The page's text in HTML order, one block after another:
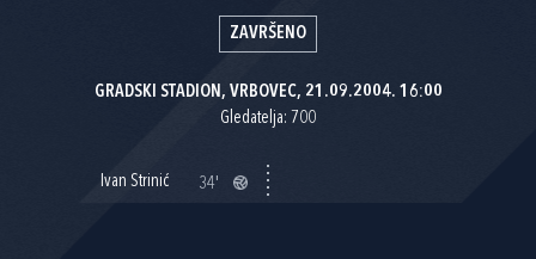
ZAVRŠENO
GRADSKI STADION, VRBOVEC, 21.09.2004. 16:00
Gledatelja: 700
Ivan Strinić 34'